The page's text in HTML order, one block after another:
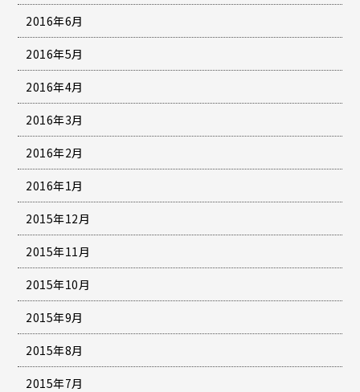
2016年6月
2016年5月
2016年4月
2016年3月
2016年2月
2016年1月
2015年12月
2015年11月
2015年10月
2015年9月
2015年8月
2015年7月